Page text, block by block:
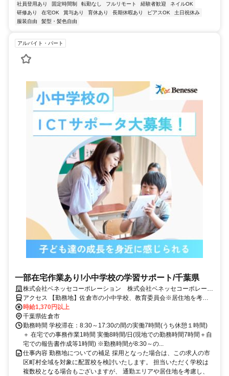
社員登用あり 固定時間制 転勤なし フルリモート 経験者歓迎
ネイルOK
研修あり
在宅OK 賞与あり 育休あり 長期休暇あり ピアスOK
土日祝休み
服装自由
髪型・髪色自由
アルバイト・パート
一部在宅作業あり!小中学校の学習サポート/千葉県
株式会社ベネッセコーポレーション 株式会社ベネッセコーポレーシ
ョン(千葉県佐倉市新町)
アクセス 【勤務地】佐倉市の小中学校、教育委員会※居住地を考慮
の上、決定 ＜採用となった場合は、この求人の市区町村全域を対象
に配置校を検討いたします。担当いただく学校は複数校となる場合も
ございますが、通勤エリアや居住地を考慮し、無理のない範囲でご勤
務いただけるよう、最終的にはご相談の上で決定いたします。＞
時給1,370円以上
千葉県佐倉市
勤務時間 学校滞在：8:30～17:30の間の実働7時間(うち休憩１時間)
＋ 在宅での事務作業1時間 実働8時間/日(現地での勤務時間7時間＋自
宅での報告書作成等1時間) ※勤務時間が8:30～の...
仕事内容 勤務地についての補足 採用となった場合は、この求人の市
区町村全域を対象に配置校を検討いたします。 担当いただく学校は
複数校となる場合もございますが、 通勤エリアや居住地を考慮し、